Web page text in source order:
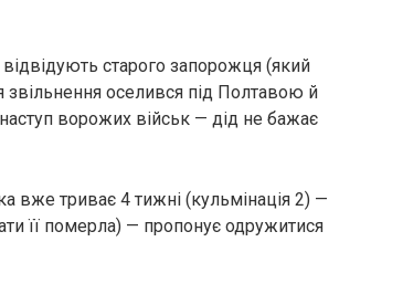
старого запорожця (який
звільнення оселився під Полтавою й
ворожих військ — дід не бажає
вже триває 4 тижні (кульмінація 2) —
її померла) — пропонує одружитися